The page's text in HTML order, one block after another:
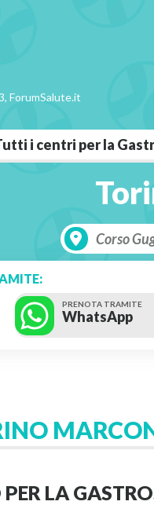
ForumSalute.it
i centri per la
Corso
PRENOTA TRAMITE
WhatsApp
LA